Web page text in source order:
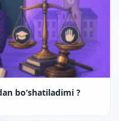
bo‘shatiladimi ?